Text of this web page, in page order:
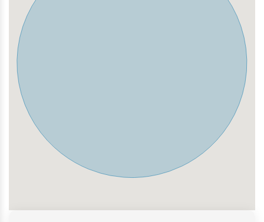
nur wenige Minuten entfernt und bietet regelmäßige
Verbindungen in die umliegenden Städte. Auch die
Anbindung an den öffentlichen Nahverkehr ist
ausgezeichnet. Freizeit- und Erholungsmöglichkeiten
gibt es in Blumberg in Hülle und Fülle. Ob Wandern,
Radfahren oder einfach nur die Natur genießen, hier ist
für jeden etwas dabei. Darüber hinaus bietet Blumberg
ein breites kulturelles Angebot mit Museen,
Kunstgalerien und regelmäßig stattfindenden
Veranstaltungen.